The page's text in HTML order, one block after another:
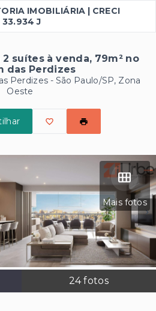
IMOBILIÁRIA | CRECI
33.934 J
suítes à venda, 79m² no
das Perdizes
Perdizes - São Paulo/SP, Zona
Oeste
Mais fotos
24fotos